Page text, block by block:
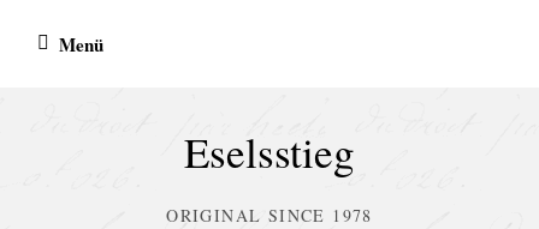
Inhalt Menü
Eselsstieg
ORIGINAL SINCE 1978